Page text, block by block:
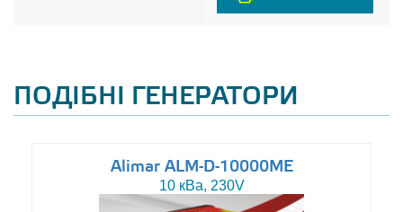
ПОДІБНІ ГЕНЕРАТОРИ
Alimar ALM-D-10000ME
10 кВа, 230V